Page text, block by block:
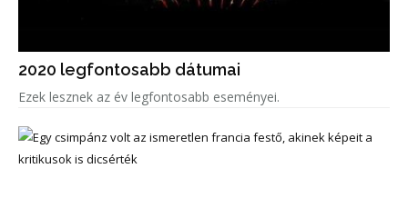
2020 legfontosabb dátumai
Ezek lesznek az év legfontosabb eseményei.